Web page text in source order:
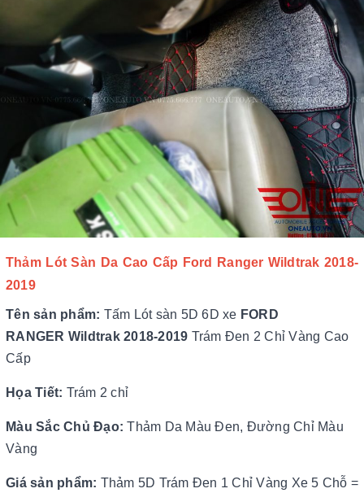
Thảm Lót Sàn Da Cao Cấp Ford Ranger Wildtrak 2018-
2019
Tên sản phẩm: Tấm Lót sàn 5D 6D xe FORD
RANGER Wildtrak 2018-2019 Trám Đen 2 Chỉ Vàng Cao
Cấp
Họa Tiết: Trám 2 chỉ
Màu Sắc Chủ Đạo: Thảm Da Màu Đen, Đường Chỉ Màu
Vàng
Giá sản phẩm: Thảm 5D Trám Đen 1 Chỉ Vàng Xe 5 Chỗ =